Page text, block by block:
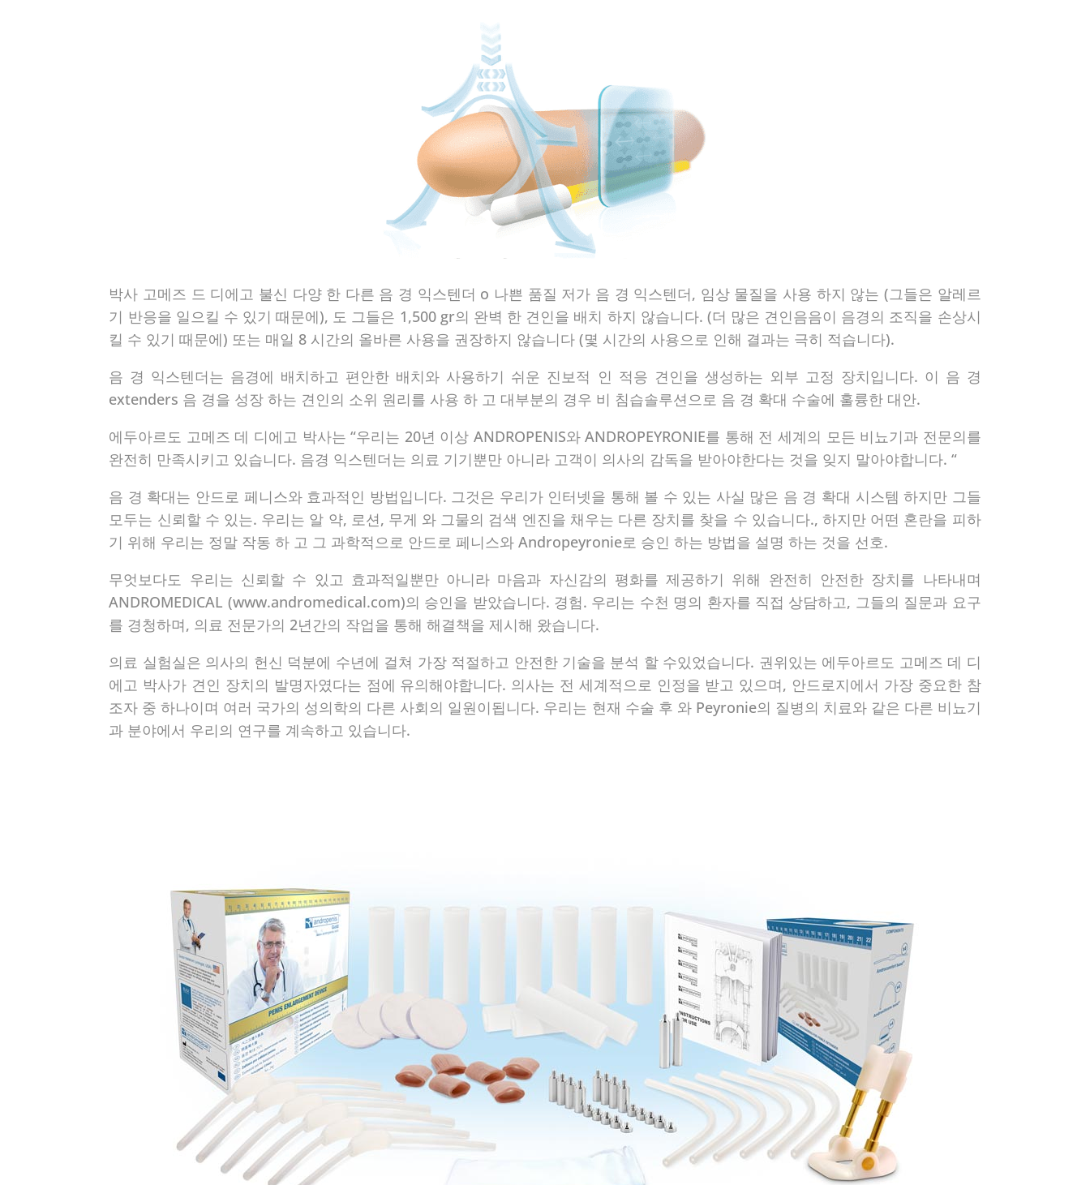
박사 고메즈 드 디에고 불신 다양 한 다른 음 경 익스텐더 o 나쁜 품질 저가 음 경 익스텐더, 임상 물질을 사용 하지 않는 (그들은 알레르
기 반응을 일으킬 수 있기 때문에), 도 그들은 1,500 gr의 완벽 한 견인을 배치 하지 않습니다. (더 많은 견인음음이 음경의 조직을 손상시
킬 수 있기 때문에) 또는 매일 8 시간의 올바른 사용을 권장하지 않습니다 (몇 시간의 사용으로 인해 결과는 극히 적습니다).
음 경 익스텐더는 음경에 배치하고 편안한 배치와 사용하기 쉬운 진보적 인 적응 견인을 생성하는 외부 고정 장치입니다. 이 음 경
extenders 음 경을 성장 하는 견인의 소위 원리를 사용 하 고 대부분의 경우 비 침습솔루션으로 음 경 확대 수술에 훌륭한 대안.
에두아르도 고메즈 데 디에고 박사는 “우리는 20년 이상 ANDROPENIS와 ANDROPEYRONIE를 통해 전 세계의 모든 비뇨기과 전문의를
완전히 만족시키고 있습니다. 음경 익스텐더는 의료 기기뿐만 아니라 고객이 의사의 감독을 받아야한다는 것을 잊지 말아야합니다. “
음 경 확대는 안드로 페니스와 효과적인 방법입니다. 그것은 우리가 인터넷을 통해 볼 수 있는 사실 많은 음 경 확대 시스템 하지만 그들
모두는 신뢰할 수 있는. 우리는 알 약, 로션, 무게 와 그물의 검색 엔진을 채우는 다른 장치를 찾을 수 있습니다., 하지만 어떤 혼란을 피하
기 위해 우리는 정말 작동 하 고 그 과학적으로 안드로 페니스와 Andropeyronie로 승인 하는 방법을 설명 하는 것을 선호.
무엇보다도 우리는 신뢰할 수 있고 효과적일뿐만 아니라 마음과 자신감의 평화를 제공하기 위해 완전히 안전한 장치를 나타내며
ANDROMEDICAL (www.andromedical.com)의 승인을 받았습니다. 경험. 우리는 수천 명의 환자를 직접 상담하고, 그들의 질문과 요구
를 경청하며, 의료 전문가의 2년간의 작업을 통해 해결책을 제시해 왔습니다.
의료 실험실은 의사의 헌신 덕분에 수년에 걸쳐 가장 적절하고 안전한 기술을 분석 할 수있었습니다. 권위있는 에두아르도 고메즈 데 디
에고 박사가 견인 장치의 발명자였다는 점에 유의해야합니다. 의사는 전 세계적으로 인정을 받고 있으며, 안드로지에서 가장 중요한 참
조자 중 하나이며 여러 국가의 성의학의 다른 사회의 일원이됩니다. 우리는 현재 수술 후 와 Peyronie의 질병의 치료와 같은 다른 비뇨기
과 분야에서 우리의 연구를 계속하고 있습니다.